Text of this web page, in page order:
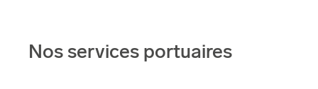
Nos services portuaires